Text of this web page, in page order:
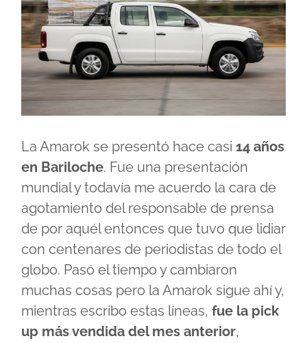
La Amarok se presentó hace casi 14 años
en Bariloche. Fue una presentación
mundial y todavía me acuerdo la cara de
agotamiento del responsable de prensa
de por aquél entonces que tuvo que lidiar
con centenares de periodistas de todo el
globo. Pasó el tiempo y cambiaron
muchas cosas pero la Amarok sigue ahí y,
mientras escribo estas líneas, fue la pick
up más vendida del mes anterior,